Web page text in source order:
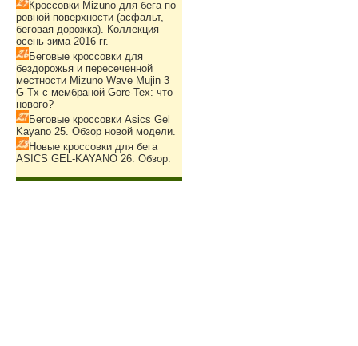
Кроссовки Mizuno для бега по
ровной поверхности (асфальт,
беговая дорожка). Коллекция
осень-зима 2016 гг.
Беговые кроссовки для
бездорожья и пересеченной
местности Mizuno Wave Mujin 3
G-Tx с мембраной Gore-Tex: что
нового?
Беговые кроссовки Asics Gel
Kayano 25. Обзор новой модели.
Новые кроссовки для бега
ASICS GEL-KAYANO 26. Обзор.